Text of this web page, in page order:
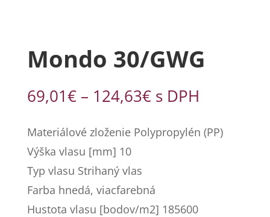
Mondo 30/GWG
69,01€ – 124,63€Price
69,01€
through
s DPH
Materiálové zloženie Polypropylén (PP)
Výška vlasu [mm] 10
Typ vlasu Strihaný vlas
Farba hnedá, viacfarebná
Hustota vlasu [bodov/m2] 185600